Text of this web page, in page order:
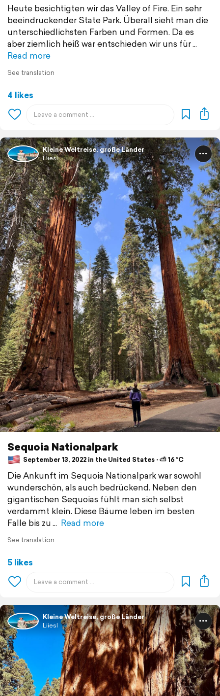
Heute besichtigten wir das Valley of Fire. Ein sehr
beeindruckender State Park. Überall sieht man die
unterschiedlichsten Farben und Formen. Da es
aber ziemlich heiß war entschieden wir uns für
Read more
See translation
4 likes
Kleine Weltreise, große Länder
Liiesl
Sequoia Nationalpark
September 13, 2022 in the United States ⋅ ⛅ 16 °C
Die Ankunft im Sequoia Nationalpark war sowohl
wunderschön, als auch bedrückend. Neben den
gigantischen Sequoias fühlt man sich selbst
verdammt klein. Diese Bäume leben im besten
Falle bis zu
Read more
See translation
5 likes
Kleine Weltreise, große Länder
Liiesl